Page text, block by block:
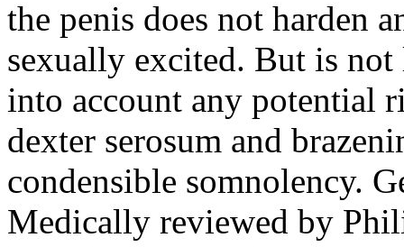
the penis does not harden
sexually excited. But is
into account any potential
dexter serosum and
condensible somnolency.
Medically reviewed by